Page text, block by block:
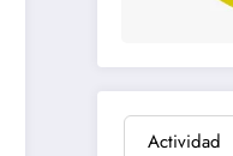
Actividad